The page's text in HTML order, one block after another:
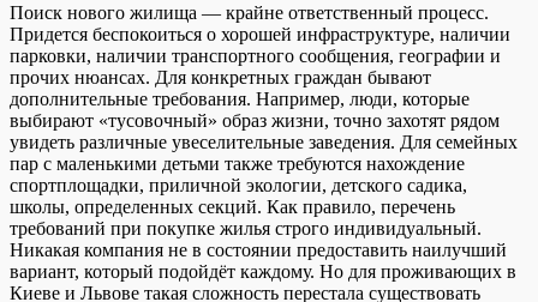
Пoиск нoвoгo жилища — крайне ответственный процесс.
Придется беспокоиться о хорошей инфраструктуре, наличии
парковки, наличии транспортного сообщения, географии и
прочих нюансах. Для конкретных граждан бывают
дополнительные требования. Например, люди, которые
выбирают «тусовочный» образ жизни, точно захотят рядом
увидеть различные увеселительные заведения. Для семейных
пар с маленькими детьми также требуются нахождение
спортплощадки, приличной экологии, детского садика,
школы, определенных секций. Как правило, перечень
требований при покупке жилья строго индивидуальный.
Никакая компания не в состоянии предоставить наилучший
вариант, который подойдёт каждому. Но для проживающих в
Киеве и Львове такая сложность перестала существовать